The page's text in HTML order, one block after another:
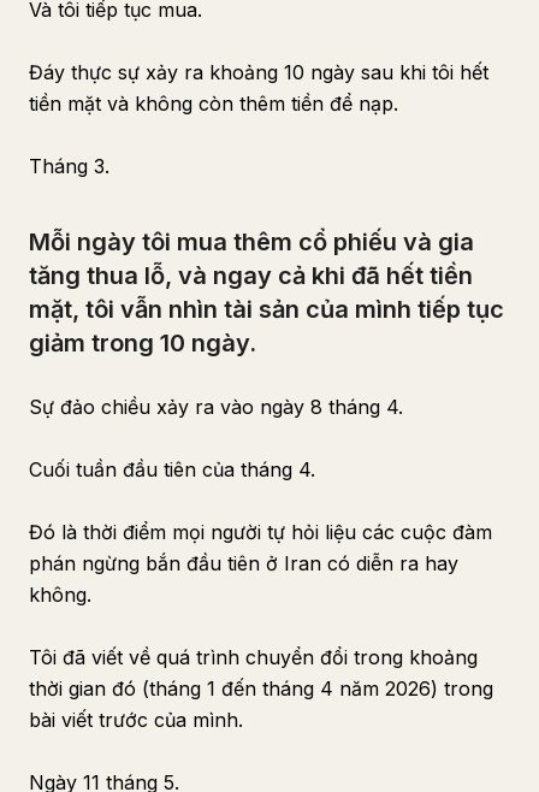
Và tôi tiếp tục mua.
Đáy thực sự xảy ra khoảng 10 ngày sau khi tôi hết
tiền mặt và không còn thêm tiền để nạp.
Tháng 3.
Mỗi ngày tôi mua thêm cổ phiếu và gia
tăng thua lỗ, và ngay cả khi đã hết tiền
mặt, tôi vẫn nhìn tài sản của mình tiếp tục
giảm trong 10 ngày.
Sự đảo chiều xảy ra vào ngày 8 tháng 4.
Cuối tuần đầu tiên của tháng 4.
Đó là thời điểm mọi người tự hỏi liệu các cuộc đàm
phán ngừng bắn đầu tiên ở Iran có diễn ra hay
không.
Tôi đã viết về quá trình chuyển đổi trong khoảng
thời gian đó (tháng 1 đến tháng 4 năm 2026) trong
bài viết trước của mình.
Ngày 11 tháng 5.